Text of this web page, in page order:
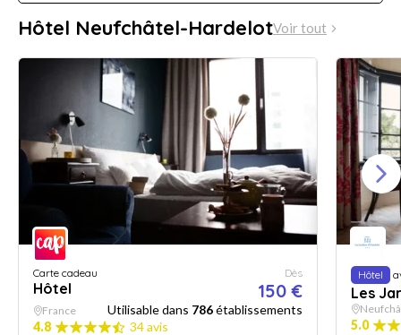
Hôtel Neufchâtel-HardelotVoir tout
Carte cadeau
Hôtel
Dès
150 €
France Utilisable dans 786établissements
4.8
34 avis
Hôtel
Les
5.0